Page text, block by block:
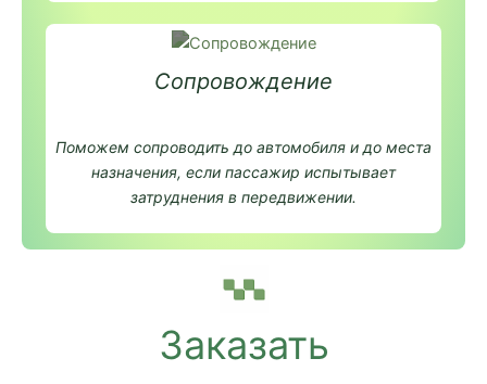
Сопровождение
Поможем сопроводить до автомобиля и до места
назначения, если пассажир испытывает
затруднения в передвижении.
Заказать